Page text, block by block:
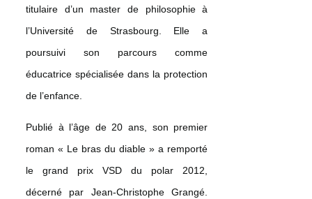
titulaire d’un master de philosophie à
l’Université de Strasbourg. Elle a
poursuivi son parcours comme
éducatrice spécialisée dans la protection
de l’enfance.
Publié à l’âge de 20 ans, son premier
roman « Le bras du diable » a remporté
le grand prix VSD du polar 2012,
décerné par Jean-Christophe Grangé.